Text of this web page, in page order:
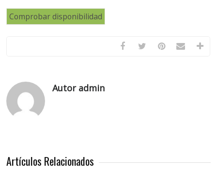
Autor admin
Artículos Relacionados